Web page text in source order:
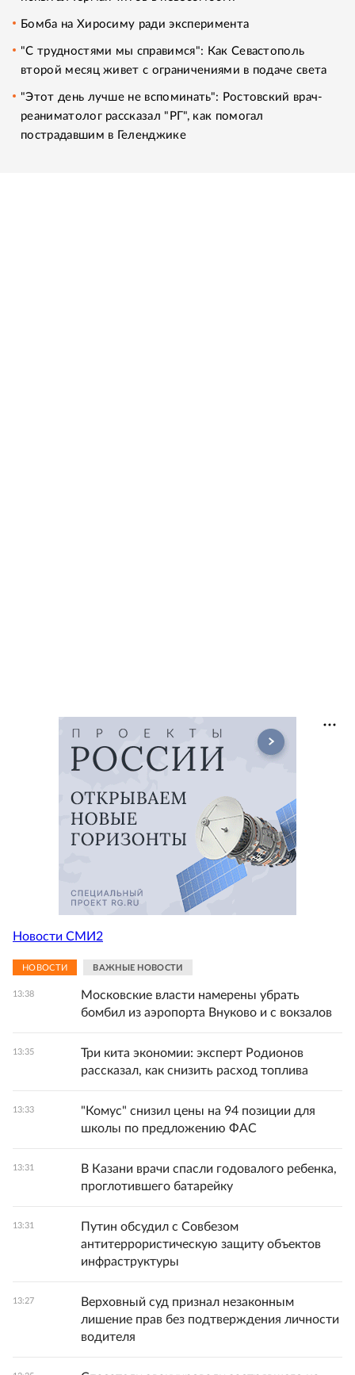
Бомба на Хиросиму ради эксперимента
"С трудностями мы справимся": Как Севастополь
второй месяц живет с ограничениями в подаче света
"Этот день лучше не вспоминать": Ростовский врач-
реаниматолог рассказал "РГ", как помогал
пострадавшим в Геленджике
Новости СМИ2
НОВОСТИ ВАЖНЫЕ НОВОСТИ
13:38
Московские власти намерены убрать
бомбил из аэропорта Внуково и с вокзалов
13:35
Три кита экономии: эксперт Родионов
рассказал, как снизить расход топлива
13:33
"Комус" снизил цены на 94 позиции для
школы по предложению ФАС
13:31
В Казани врачи спасли годовалого ребенка,
проглотившего батарейку
13:31
Путин обсудил с Совбезом
антитеррористическую защиту объектов
инфраструктуры
13:27
Верховный суд признал незаконным
лишение прав без подтверждения личности
водителя